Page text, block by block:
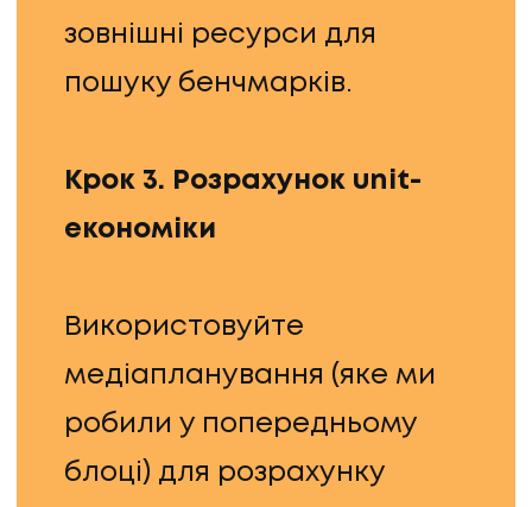
зовнішні ресурси для
пошуку бенчмарків.
Крок 3. Розрахунок unit-
економіки
Використовуйте
медіапланування (яке ми
робили у попередньому
блоці) для розрахунку